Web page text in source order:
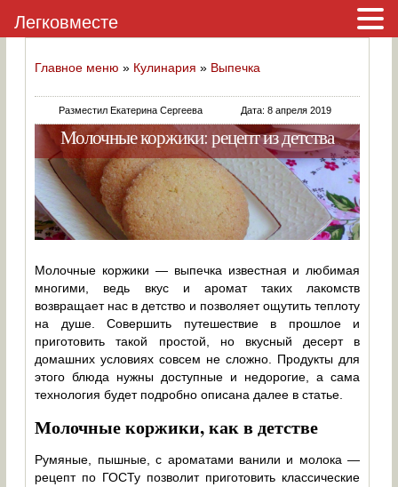
Главное меню » Кулинария » Выпечка
Разместил Екатерина Сергеева Дата: 8 апреля 2019
Молочные коржики: рецепт из детства
Молочные коржики — выпечка известная и любимая
многими, ведь вкус и аромат таких лакомств
возвращает нас в детство и позволяет ощутить теплоту
на душе. Совершить путешествие в прошлое и
приготовить такой простой, но вкусный десерт в
домашних условиях совсем не сложно. Продукты для
этого блюда нужны доступные и недорогие, а сама
технология будет подробно описана далее в статье.
Молочные коржики, как в детстве
Румяные, пышные, с ароматами ванили и молока —
рецепт по ГОСТу позволит приготовить классические
Легковместе